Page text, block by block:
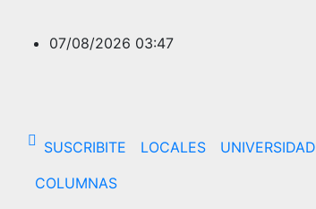
contenido
07/08/2026 03:47
SUSCRIBITE LOCALES UNIVERSIDAD
COLUMNAS